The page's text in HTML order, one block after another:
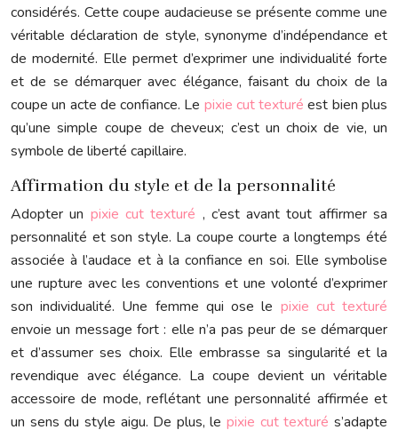
considérés. Cette coupe audacieuse se présente comme une
véritable déclaration de style, synonyme d’indépendance et
de modernité. Elle permet d’exprimer une individualité forte
et de se démarquer avec élégance, faisant du choix de la
coupe un acte de confiance. Le pixie cut texturéest bien plus
qu’une simple coupe de cheveux; c’est un choix de vie, un
symbole de liberté capillaire.
Affirmation du style et de la personnalité
Adopter un pixie cut texturé , c’est avant tout affirmer sa
personnalité et son style. La coupe courte a longtemps été
associée à l’audace et à la confiance en soi. Elle symbolise
une rupture avec les conventions et une volonté d’exprimer
son individualité. Une femme qui ose le pixie cut texturé
envoie un message fort : elle n’a pas peur de se démarquer
et d’assumer ses choix. Elle embrasse sa singularité et la
revendique avec élégance. La coupe devient un véritable
accessoire de mode, reflétant une personnalité affirmée et
un sens du style aigu. De plus, lepixie cut texturés’adapte